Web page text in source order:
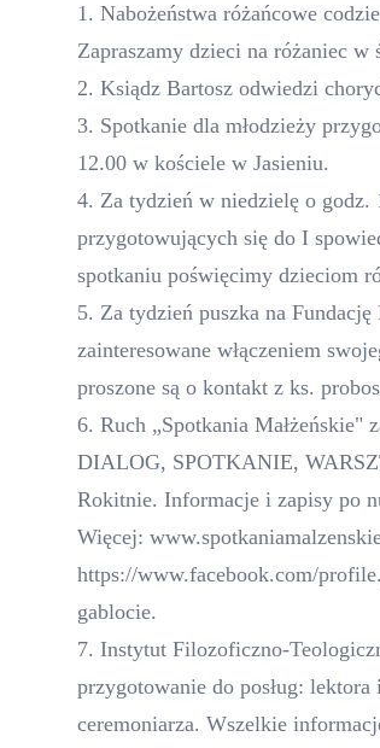
1. Nabożeństwa różańcowe
Zapraszamy dzieci na różaniec w
2. Ksiądz Bartosz odwiedzi
3. Spotkanie dla młodzieży
12.00 w kościele w Jasieniu.
4. Za tydzień w niedzielę o
przygotowujących się do I
spotkaniu poświęcimy dzieciom
5. Za tydzień puszka na
zainteresowane włączeniem
proszone są o kontakt z ks.
6. Ruch „Spotkania Małżeńskie"
DIALOG, SPOTKANIE,
Rokitnie. Informacje i zapisy po
Więcej:
https://www.facebook.com/
gablocie.
7. Instytut Filozoficzno-
przygotowanie do posług:
ceremoniarza. Wszelkie